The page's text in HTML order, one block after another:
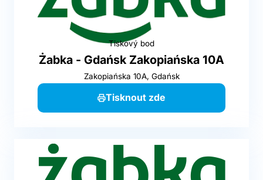
Tiskový bod
Żabka - Gdańsk Zakopiańska 10A
Zakopiańska 10A, Gdańsk
Tisknout zde